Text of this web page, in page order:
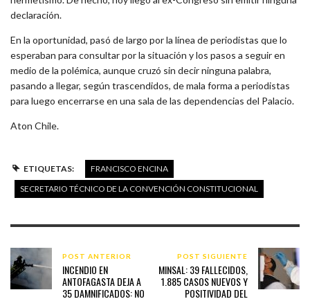
declaración.
En la oportunidad, pasó de largo por la línea de periodistas que lo
esperaban para consultar por la situación y los pasos a seguir en
medio de la polémica, aunque cruzó sin decir ninguna palabra,
pasando a llegar, según trascendidos, de mala forma a periodistas
para luego encerrarse en una sala de las dependencias del Palacio.
Aton Chile.
ETIQUETAS:
FRANCISCO ENCINA
SECRETARIO TÉCNICO DE LA CONVENCIÓN CONSTITUCIONAL
POST ANTERIOR
INCENDIO EN
ANTOFAGASTA DEJA A
35 DAMNIFICADOS: NO
POST SIGUIENTE
MINSAL: 39 FALLECIDOS,
1.885 CASOS NUEVOS Y
POSITIVIDAD DEL